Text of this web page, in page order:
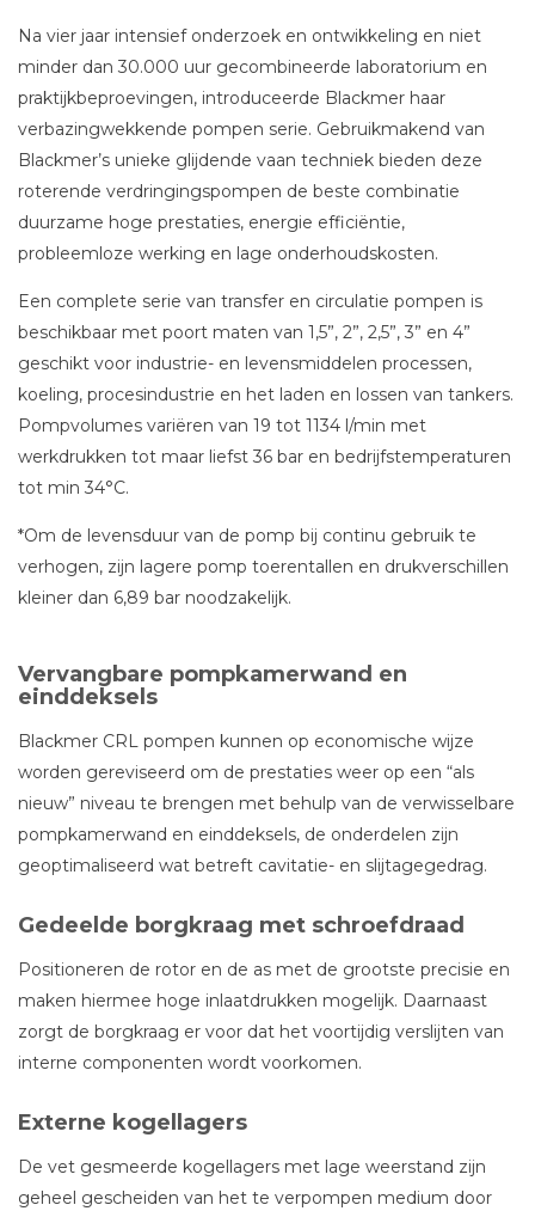
Na vier jaar intensief onderzoek en ontwikkeling en niet
minder dan 30.000 uur gecombineerde laboratorium en
praktijkbeproevingen, introduceerde Blackmer haar
verbazingwekkende pompen serie. Gebruikmakend van
Blackmer’s unieke glijdende vaan techniek bieden deze
roterende verdringingspompen de beste combinatie
duurzame hoge prestaties, energie efficiëntie,
probleemloze werking en lage onderhoudskosten.
Een complete serie van transfer en circulatie pompen is
beschikbaar met poort maten van 1,5”, 2”, 2,5”, 3” en 4”
geschikt voor industrie- en levensmiddelen processen,
koeling, procesindustrie en het laden en lossen van tankers.
Pompvolumes variëren van 19 tot 1134 l/min met
werkdrukken tot maar liefst 36 bar en bedrijfstemperaturen
tot min 34°C.
*Om de levensduur van de pomp bij continu gebruik te
verhogen, zijn lagere pomp toerentallen en drukverschillen
kleiner dan 6,89 bar noodzakelijk.
Vervangbare pompkamerwand en
einddeksels
Blackmer CRL pompen kunnen op economische wijze
worden gereviseerd om de prestaties weer op een “als
nieuw” niveau te brengen met behulp van de verwisselbare
pompkamerwand en einddeksels, de onderdelen zijn
geoptimaliseerd wat betreft cavitatie- en slijtagegedrag.
Gedeelde borgkraag met schroefdraad
Positioneren de rotor en de as met de grootste precisie en
maken hiermee hoge inlaatdrukken mogelijk. Daarnaast
zorgt de borgkraag er voor dat het voortijdig verslijten van
interne componenten wordt voorkomen.
Externe kogellagers
De vet gesmeerde kogellagers met lage weerstand zijn
geheel gescheiden van het te verpompen medium door